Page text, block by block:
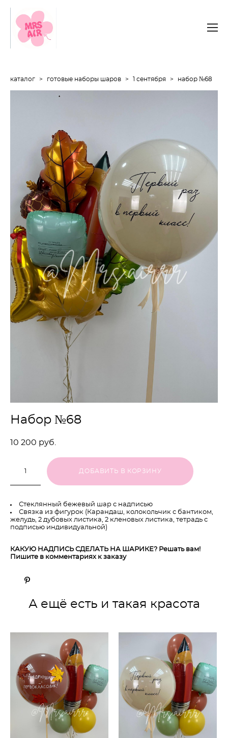
каталог > готовые наборы шаров > 1 сентября > набор №68
Набор №68
10 200 pуб.
ДОБАВИТЬ В КОРЗИНУ
Стеклянный бежевый шар с надписью
Связка из фигурок (Карандаш, колокольчик с бантиком,
желудь, 2 дубовых листика, 2 кленовых листика, тетрадь с
подписью индивидуальной)
КАКУЮ НАДПИСЬ СДЕЛАТЬ НА ШАРИКЕ? Решать вам!
Пишите в комментариях к заказу
А ещё есть и такая красота